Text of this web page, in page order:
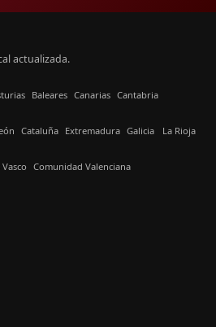
actualizada.
Baleares Canarias Cantabria
Cataluña Extremadura Galicia La Rioja
Vasco Comunidad Valenciana